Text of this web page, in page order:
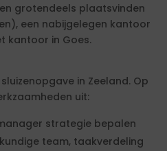
grotendeels plaatsvinden
een nabijgelegen kantoor
kantoor in Goes.
in Zeeland. Op
uit:
strategie bepalen
team, taakverdeling